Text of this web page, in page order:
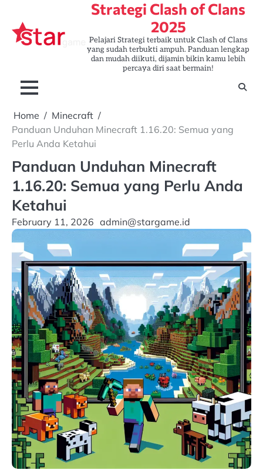
content
Strategi Clash of Clans
2025
Pelajari Strategi terbaik untuk Clash of Clans
yang sudah terbukti ampuh. Panduan lengkap
dan mudah diikuti, dijamin bikin kamu lebih
percaya diri saat bermain!
Home
Minecraft
Panduan Unduhan Minecraft 1.16.20: Semua yang
Perlu Anda Ketahui
Panduan Unduhan Minecraft
1.16.20: Semua yang Perlu Anda
Ketahui
February 11, 2026 admin@stargame.id